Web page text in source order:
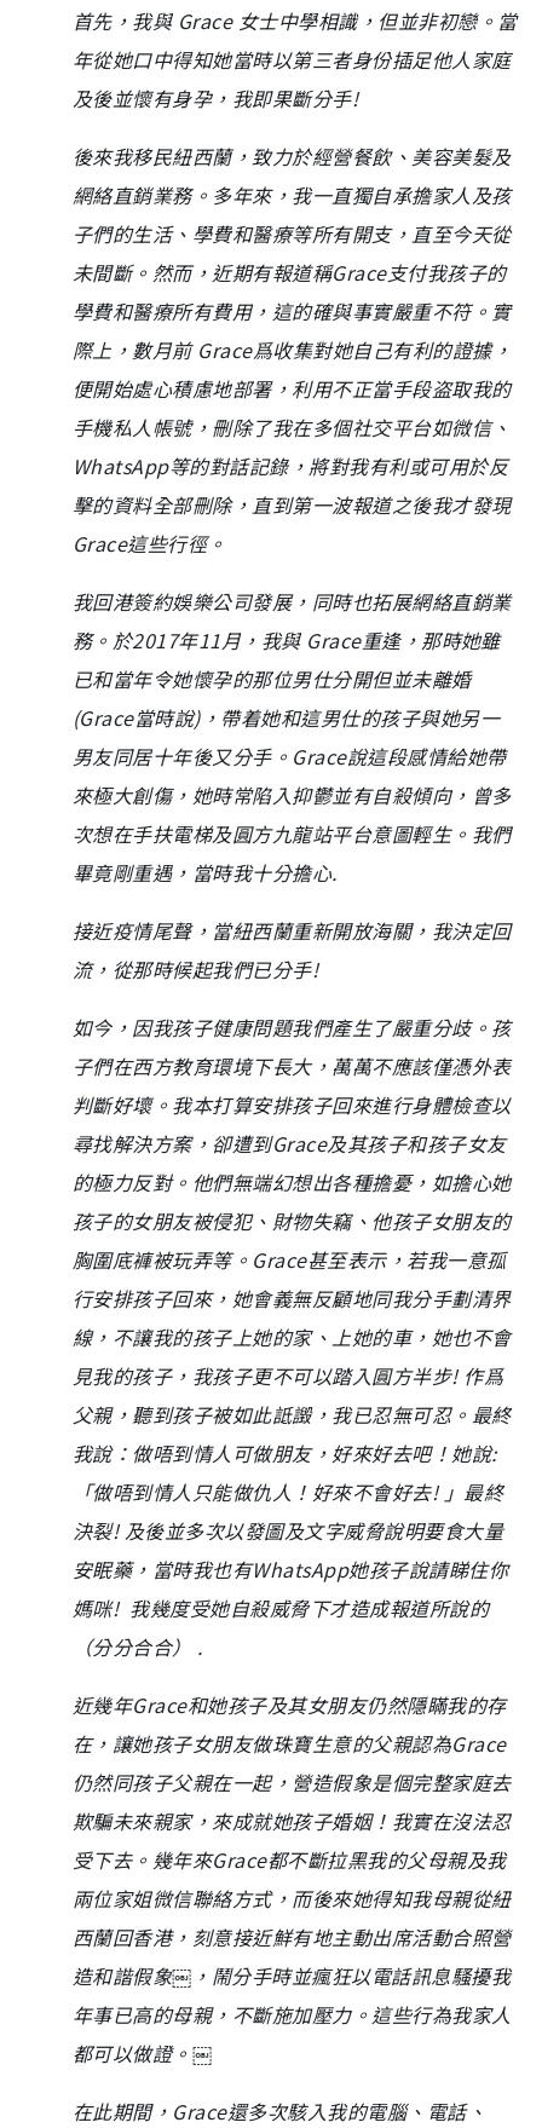
首先，我與 Grace 女士中學相識，但並非初戀。當
年從她口中得知她當時以第三者身份插足他人家庭
及後並懷有身孕，我即果斷分手!
後來我移民紐西蘭，致力於經營餐飲、美容美髮及
網絡直銷業務。多年來，我一直獨自承擔家人及孩
子們的生活、學費和醫療等所有開支，直至今天從
未間斷。然而，近期有報道稱Grace支付我孩子的
學費和醫療所有費用，這的確與事實嚴重不符。實
際上，數月前 Grace爲收集對她自己有利的證據，
便開始處心積慮地部署，利用不正當手段盗取我的
手機私人帳號，刪除了我在多個社交平台如微信、
WhatsApp等的對話記錄，將對我有利或可用於反
擊的資料全部刪除，直到第一波報道之後我才發現
Grace這些行徑。
我回港簽約娛樂公司發展，同時也拓展網絡直銷業
務。於2017年11月，我與 Grace重逢，那時她雖
已和當年令她懷孕的那位男仕分開但並未離婚
(Grace當時說)，帶着她和這男仕的孩子與她另一
男友同居十年後又分手。Grace說這段感情給她帶
來極大創傷，她時常陷入抑鬱並有自殺傾向，曾多
次想在手扶電梯及圓方九龍站平台意圖輕生。我們
畢竟剛重遇，當時我十分擔心.
接近疫情尾聲，當紐西蘭重新開放海關，我決定回
流，從那時候起我們已分手!
如今，因我孩子健康問題我們產生了嚴重分歧。孩
子們在西方教育環境下長大，萬萬不應該僅憑外表
判斷好壞。我本打算安排孩子回來進行身體檢查以
尋找解決方案，卻遭到Grace及其孩子和孩子女友
的極力反對。他們無端幻想出各種擔憂，如擔心她
孩子的女朋友被侵犯、財物失竊、他孩子女朋友的
胸圍底褲被玩弄等。Grace甚至表示，若我一意孤
行安排孩子回來，她會義無反顧地同我分手劃清界
線，不讓我的孩子上她的家、上她的車，她也不會
見我的孩子，我孩子更不可以踏入圓方半步! 作爲
父親，聽到孩子被如此詆譭，我已忍無可忍。最終
我說：做唔到情人可做朋友，好來好去吧！她說:
「做唔到情人只能做仇人！好來不會好去! 」最終
決裂! 及後並多次以發圖及文字威脅說明要食大量
安眠藥，當時我也有WhatsApp她孩子說請睇住你
媽咪! 我幾度受她自殺威脅下才造成報道所說的
（分分合合） .
近幾年Grace和她孩子及其女朋友仍然隱瞞我的存
在，讓她孩子女朋友做珠寶生意的父親認為Grace
仍然同孩子父親在一起，營造假象是個完整家庭去
欺騙未來親家，來成就她孩子婚姻！我實在沒法忍
受下去。幾年來Grace都不斷拉黑我的父母親及我
兩位家姐微信聯絡方式，而後來她得知我母親從紐
西蘭回香港，刻意接近鮮有地主動出席活動合照營
造和諧假象￼，鬧分手時並瘋狂以電話訊息騷擾我
年事已高的母親，不斷施加壓力。這些行為我家人
都可以做證。￼
在此期間，Grace還多次駭入我的電腦、電話、